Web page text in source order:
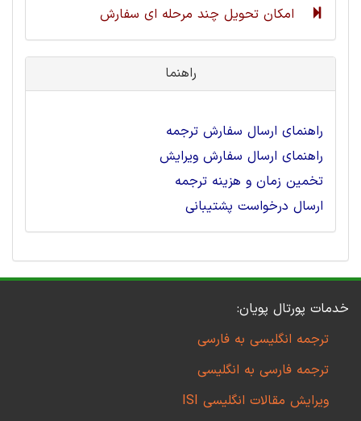
امکان تحویل چند مرحله ای سفارش
راهنما
راهنمای ارسال سفارش ترجمه
راهنمای ارسال سفارش ویرایش
تخمین زمان و هزینه ترجمه
ارسال درخواست پشتیبانی
خدمات پورتال پویان:
ترجمه انگلیسی به فارسی
ترجمه فارسی به انگلیسی
ویرایش مقالات انگلیسی ISI